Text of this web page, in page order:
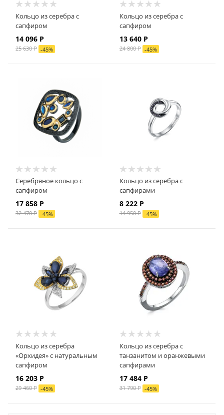
Кольцо из серебра с
сапфиром
14 096 Р
25 630 Р -45%
Кольцо из серебра с
сапфиром
13 640 Р
24 800 Р -45%
Серебряное кольцо с
сапфиром
17 858 Р
32 470 Р -45%
Кольцо из серебра с
сапфирами
8 222 Р
14 950 Р -45%
Кольцо из серебра
«Орхидея» с натуральным
сапфиром
16 203 Р
29 460 Р -45%
Кольцо из серебра с
танзанитом и оранжевыми
сапфирами
17 484 Р
31 790 Р -45%